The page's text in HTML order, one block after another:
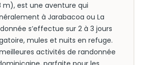
m), est une aventure qui
à Jarabacoa ou La
s’effectue sur 2 à 3 jours
mules et nuits en refuge.
meilleures activités de randonnée